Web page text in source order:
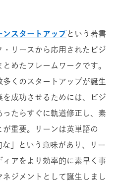
ンスタートアップという著書
リースから応用されたビジ
めたフレームワークです。
くのスタートアップが誕生
を成功させるためには、ビジ
たらすぐに軌道修正し、素
重要。リーンは英単語の
」という意味があり、リー
ィアをより効率的に素早く事
ジメントとして誕生しまし